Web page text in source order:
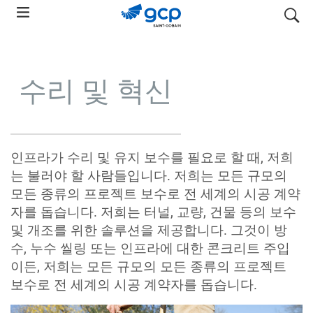
Skip
search
수리 및 혁신
인프라가 수리 및 유지 보수를 필요로 할 때, 저희
는 불러야 할 사람들입니다. 저희는 모든 규모의
모든 종류의 프로젝트 보수로 전 세계의 시공 계약
자를 돕습니다. 저희는 터널, 교량, 건물 등의 보수
및 개조를 위한 솔루션을 제공합니다. 그것이 방
수, 누수 씰링 또는 인프라에 대한 콘크리트 주입
이든, 저희는 모든 규모의 모든 종류의 프로젝트
보수로 전 세계의 시공 계약자를 돕습니다.